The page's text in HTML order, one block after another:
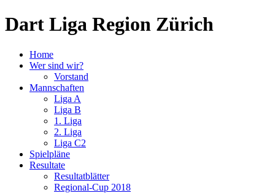
Dart Liga Region Zürich
Home
Wer sind wir?
Vorstand
Mannschaften
Liga A
Liga B
1. Liga
2. Liga
Liga C2
Spielpläne
Resultate
Resultatblätter
Regional-Cup 2018